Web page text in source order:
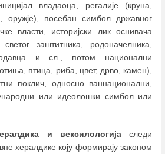
владаоца, регалије (круна,
оружје), посебан симбол државног
власти, историјски лик оснивача
заштитника, родоначелника,
и сл., потом национални
птица, риба, цвет, дрво, камен),
поклич, односно ваннационални,
или идеолошки симбол или
и вексилологијаследи
хералдике коју формирају законом